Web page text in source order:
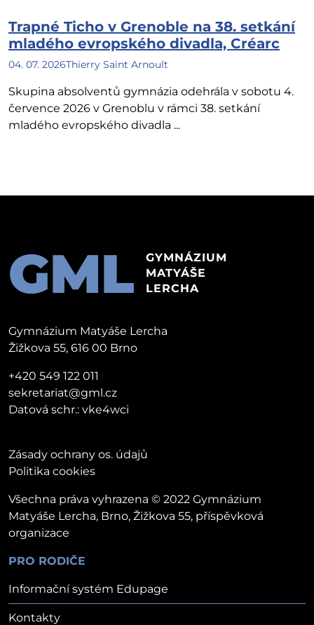
Trapné Ticho v Grenoble na 38. setkání
mladého evropského divadla, Créarc
04. 07. 2026Thierry Saint Arnoult
Skupina absolventů gymnázia odehrála v sobotu 4.
července 2026 v Grenoblu v rámci 38. setkání
mladého evropského divadla ...
GML
GYMNÁZIUM
MATYÁŠE
LERCHA
Gymnázium Matyáše Lercha
Žižkova 55, 616 00 Brno
+420 549 122 011
sekretariat@gml.cz
Datová schr.: vke4wci
PRO RODIČE
Informační systém Edupage
Kontakty
Zásady ochrany os. údajů
Politika cookies
Všechna práva vyhrazena © 2022 Gymnázium
Matyáše Lercha, Brno, Žižkova 55, příspěvková
organizace